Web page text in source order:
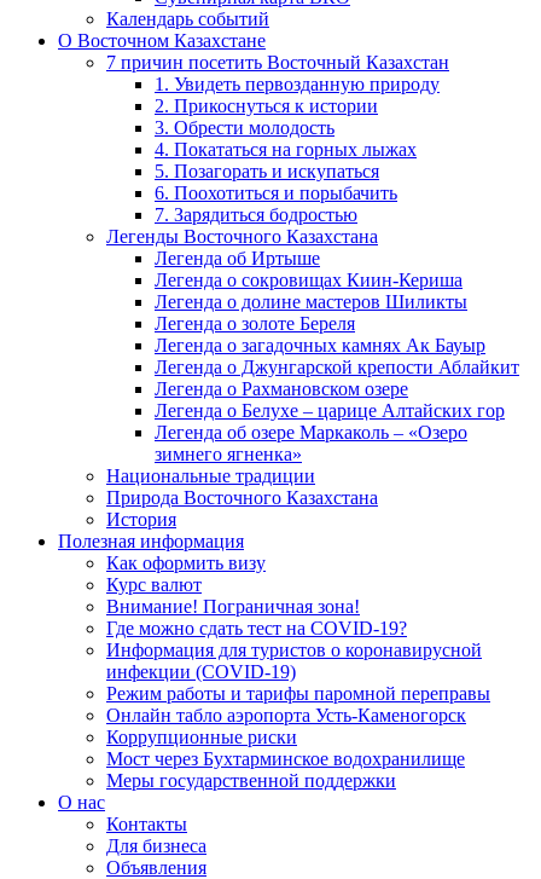
Календарь событий
О Восточном Казахстане
7 причин посетить Восточный Казахстан
1. Увидеть первозданную природу
2. Прикоснуться к истории
3. Обрести молодость
4. Покататься на горных лыжах
5. Позагорать и искупаться
6. Поохотиться и порыбачить
7. Зарядиться бодростью
Легенды Восточного Казахстана
Легенда об Иртыше
Легенда о сокровищах Киин-Кериша
Легенда о долине мастеров Шиликты
Легенда о золоте Береля
Легенда о загадочных камнях Ак Бауыр
Легенда о Джунгарской крепости Аблайкит
Легенда о Рахмановском озере
Легенда о Белухе – царице Алтайских гор
Легенда об озере Маркаколь – «Озеро
зимнего ягненка»
Национальные традиции
Природа Восточного Казахстана
История
Полезная информация
Как оформить визу
Курс валют
Внимание! Пограничная зона!
Где можно сдать тест на COVID-19?
Информация для туристов о коронавирусной
инфекции (COVID-19)
Режим работы и тарифы паромной переправы
Онлайн табло аэропорта Усть-Каменогорск
Коррупционные риски
Мост через Бухтарминское водохранилище
Меры государственной поддержки
О нас
Контакты
Для бизнеса
Объявления